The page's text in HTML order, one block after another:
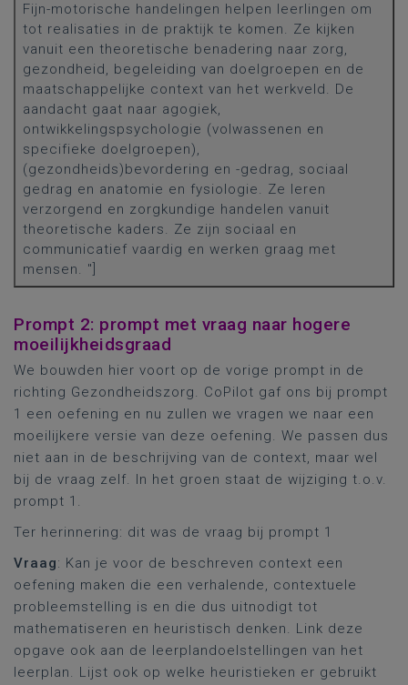
Fijn-motorische handelingen helpen leerlingen om
tot realisaties in de praktijk te komen. Ze kijken
vanuit een theoretische benadering naar zorg,
gezondheid, begeleiding van doelgroepen en de
maatschappelijke context van het werkveld. De
aandacht gaat naar agogiek,
ontwikkelingspsychologie (volwassenen en
specifieke doelgroepen),
(gezondheids)bevordering en -gedrag, sociaal
gedrag en anatomie en fysiologie. Ze leren
verzorgend en zorgkundige handelen vanuit
theoretische kaders. Ze zijn sociaal en
communicatief vaardig en werken graag met
mensen. "]
Prompt 2: prompt met vraag naar hogere
moeilijkheidsgraad
We bouwden hier voort op de vorige prompt in de
richting Gezondheidszorg. CoPilot gaf ons bij prompt
1 een oefening en nu zullen we vragen we naar een
moeilijkere versie van deze oefening. We passen dus
niet aan in de beschrijving van de context, maar wel
bij de vraag zelf. In het groen staat de wijziging t.o.v.
prompt 1.
Ter herinnering: dit was de vraag bij prompt 1
Vraag: Kan je voor de beschreven context een
oefening maken die een verhalende, contextuele
probleemstelling is en die dus uitnodigt tot
mathematiseren en heuristisch denken. Link deze
opgave ook aan de leerplandoelstellingen van het
leerplan. Lijst ook op welke heuristieken er gebruikt